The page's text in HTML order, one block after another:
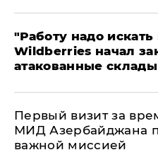
"Работу надо
Wildberries начал
атакованные склады
Первый визит за
МИД Азербайджана
важной миссией